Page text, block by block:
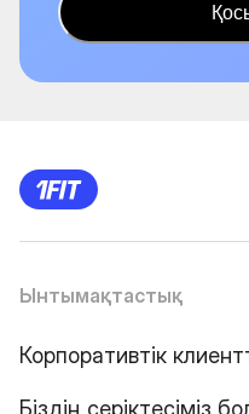
Ынтымақтастық
Корпоративтік
Біздің серіктесіміз